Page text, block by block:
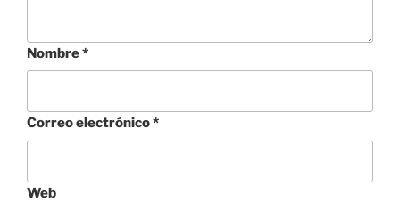
Nombre*
Correo electrónico*
Web